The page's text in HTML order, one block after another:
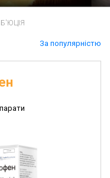
За популярністю